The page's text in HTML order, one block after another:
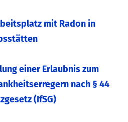
mit Radon in
einer Erlaubnis zum
nach § 44
(IfSG)